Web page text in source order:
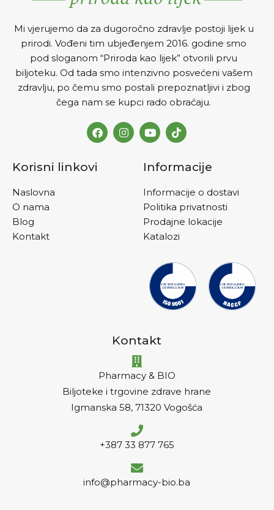
Mi vjerujemo da za dugoročno zdravlje postoji lijek u
prirodi. Vođeni tim ubjeđenjem 2016. godine smo
pod sloganom “Priroda kao lijek” otvorili prvu
biljoteku. Od tada smo intenzivno posvećeni vašem
zdravlju, po čemu smo postali prepoznatljivi i zbog
čega nam se kupci rado obraćaju.
Korisni linkovi
Naslovna
O nama
Blog
Kontakt
Informacije
Informacije o dostavi
Politika privatnosti
Prodajne lokacije
Katalozi
Kontakt
Pharmacy & BIO
Biljoteke i trgovine zdrave hrane
Igmanska 58, 71320 Vogošća
+387 33 877 765
info@pharmacy-bio.ba